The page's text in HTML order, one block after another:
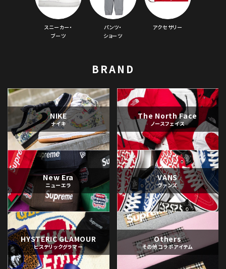
スニーカー・
ブーツ
パンツ・
ショーツ
アクセサリー
BRAND
NIKE
ナイキ
The North Face
ノースフェイス
New Era
ニューエラ
VANS
ヴァンズ
HYSTERIC GLAMOUR
ヒステリックグラマー
Others
その他コラボアイテム